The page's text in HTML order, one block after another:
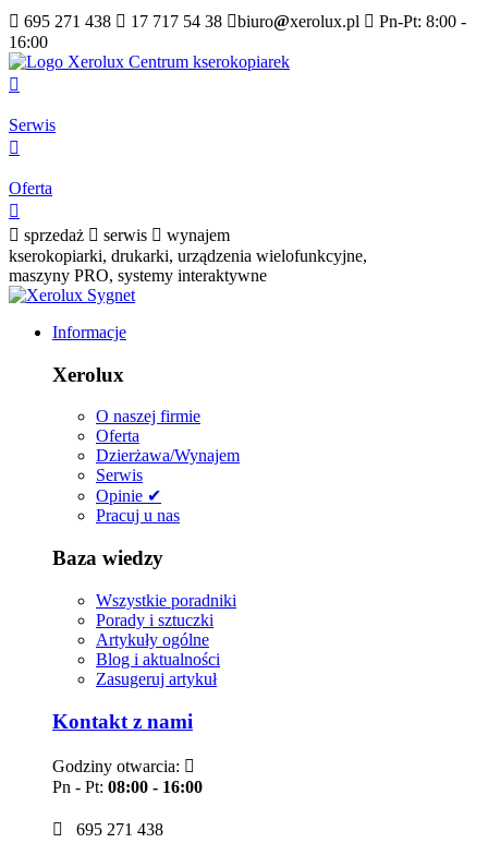
 695 271 438  17 717 54 38 biuro@xerolux.pl  Pn-Pt: 8:00 -
16:00

Serwis

Oferta

 sprzedaż  serwis  wynajem
kserokopiarki, drukarki, urządzenia wielofunkcyjne,
maszyny PRO, systemy interaktywne
Informacje
Xerolux
O naszej firmie
Oferta
Dzierżawa/Wynajem
Serwis
Opinie ✔
Pracuj u nas
Baza wiedzy
Wszystkie poradniki
Porady i sztuczki
Artykuły ogólne
Blog i aktualności
Zasugeruj artykuł
Kontakt z nami
Godziny otwarcia: 
Pn - Pt: 08:00 - 16:00

695 271 438